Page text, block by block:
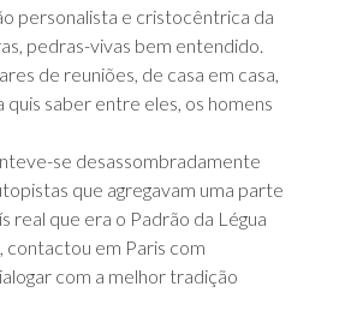
personalista e cristocêntrica da
pedras-vivas bem entendido.
de reuniões, de casa em casa,
saber entre eles, os homens
se desassombradamente
que agregavam uma parte
real que era o Padrão da Légua
contactou em Paris com
com a melhor tradição